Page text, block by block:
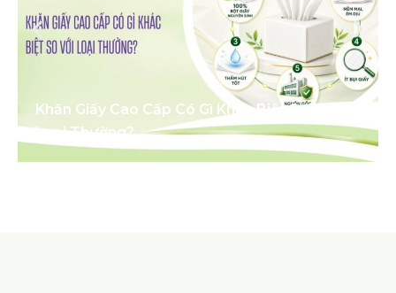
Khăn Giấy Cao Cấp Có Gì Khác Biệt So Với
Loại Thường?